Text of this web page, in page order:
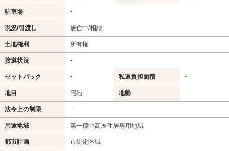
駐車場 -
現況/引渡し 居住中/相談
土地権利 所有権
接道状況 -
セットバック - 私道負担面積 -
地目 宅地 地勢
法令上の制限 -
用途地域 第一種中高層住居専用地域
都市計画 市街化区域